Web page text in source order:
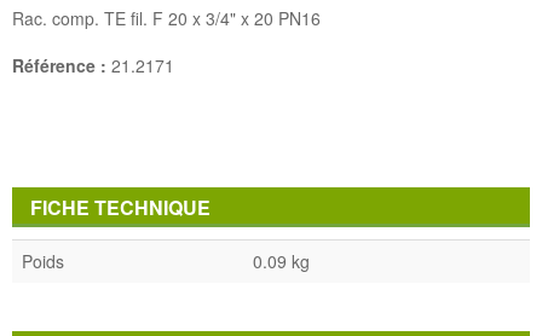
Rac. comp. TE fil. F 20 x 3/4" x 20 PN16
Référence : 21.2171
FICHE TECHNIQUE
Poids 0.09 kg